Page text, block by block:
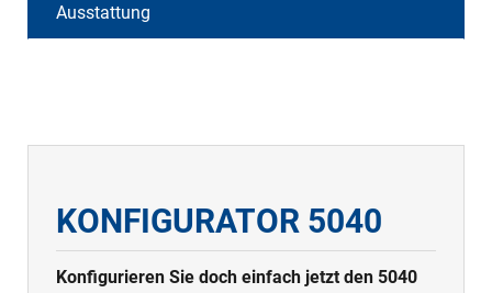
Ausstattung
KONFIGURATOR 5040
Konfigurieren Sie doch einfach jetzt den 5040